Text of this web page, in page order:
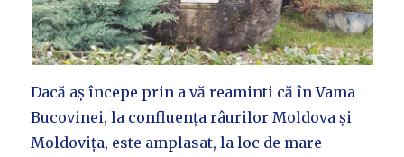
Dacă aș începe prin a vă reaminti că în Vama
Bucovinei, la confluența râurilor Moldova și
Moldovița, este amplasat, la loc de mare